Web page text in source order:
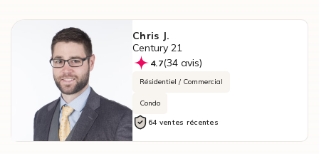
Chris J.
Century 21
4.7(34 avis)
Résidentiel / Commercial
Condo
64 ventes récentes